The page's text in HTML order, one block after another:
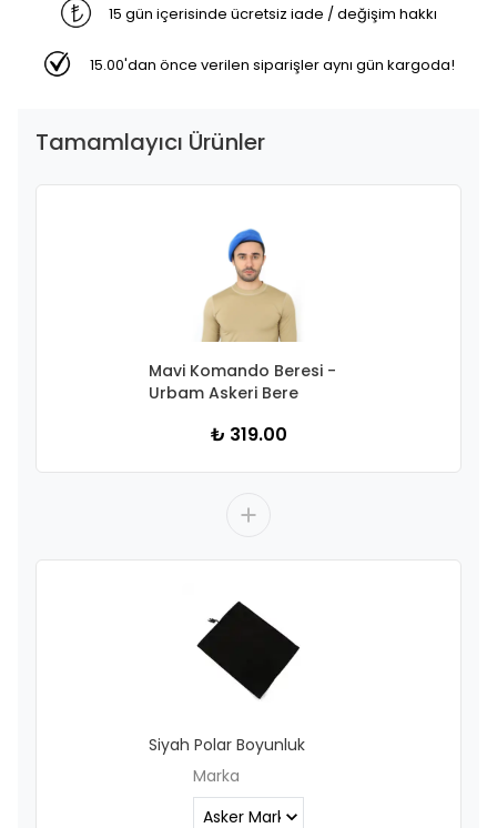
15 gün içerisinde ücretsiz iade / değişim hakkı
15.00'dan önce verilen siparişler aynı gün kargoda!
Tamamlayıcı Ürünler
Mavi Komando Beresi -
Urbam Askeri Bere
₺ 319.00
Siyah Polar Boyunluk
Marka